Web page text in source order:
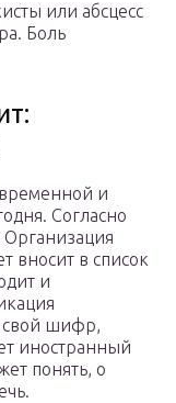
или абсцесс
Боль
и
Согласно
вносит в список
и
свой шифр,
иностранный
понять, о